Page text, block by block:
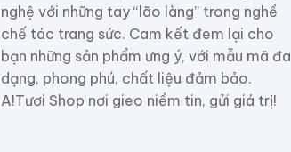
nghệ với những tay “lão làng” trong nghề
chế tác trang sức. Cam kết đem lại cho
bạn những sản phẩm ưng ý, với mẫu mã đa
dạng, phong phú, chất liệu đảm bảo.
A!Tươi Shop nơi gieo niềm tin, gửi giá trị!